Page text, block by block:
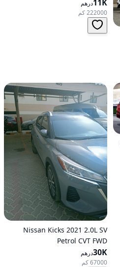
أوتوماتيكي، دفع أمامي
11Kدرهم
222000 كم
Nissan Kicks 2021 2.0L SV
Petrol CVT FWD
30Kدرهم
67000 كم